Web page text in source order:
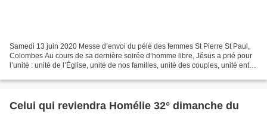
Samedi 13 juin 2020 Messe d’envoi du pélé des femmes St Pierre St Paul,
Colombes Au cours de sa dernière soirée d’homme libre, Jésus a prié pour
l’unité : unité de l’Église, unité de nos familles, unité des couples, unité entre
Celui qui reviendra Homélie 32° dimanche du